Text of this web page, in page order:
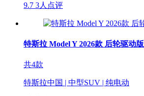
9.7 3人点评
特斯拉 Model Y 2026款 后轮驱动版
共4款
特斯拉中国 | 中型SUV | 纯电动